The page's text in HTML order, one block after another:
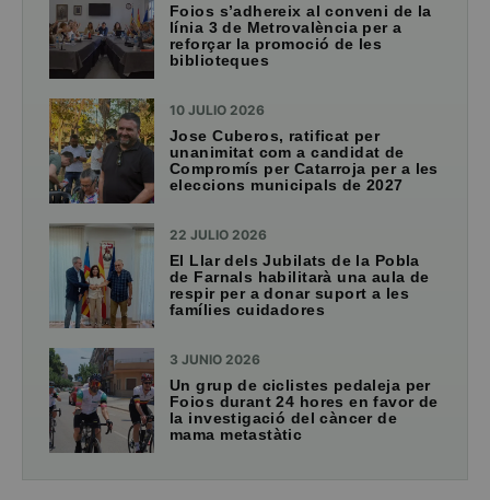
Foios s’adhereix al conveni de la
línia 3 de Metrovalència per a
reforçar la promoció de les
biblioteques
10 JULIO 2026
Jose Cuberos, ratificat per
unanimitat com a candidat de
Compromís per Catarroja per a les
eleccions municipals de 2027
22 JULIO 2026
El Llar dels Jubilats de la Pobla
de Farnals habilitarà una aula de
respir per a donar suport a les
famílies cuidadores
3 JUNIO 2026
Un grup de ciclistes pedaleja per
Foios durant 24 hores en favor de
la investigació del càncer de
mama metastàtic